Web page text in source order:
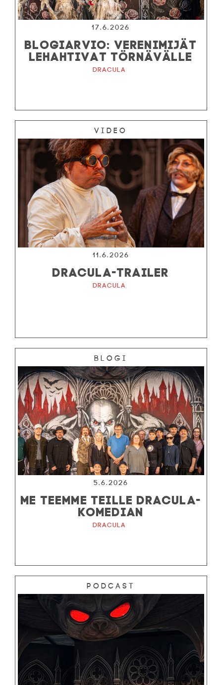
17.6.2026
BLOGIARVIO: VERENIMIJÄT
LEHAHTIVAT TÖRNÄVÄLLE
Dracula
Video
11.6.2026
DRACULA-TRAILER
Dracula
Blogi
5.6.2026
ME TEEMME TEILLE DRACULA-
KOMEDIAN
Dracula
Podcast